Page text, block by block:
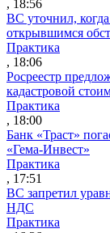
, 18:56
ВС уточнил,
открывшимся
Практика
, 18:06
Росреестр
кадастровой
Практика
, 18:00
Банк «Траст»
«Гема-Инвест»
Практика
, 17:51
ВС запретил
НДС
Практика